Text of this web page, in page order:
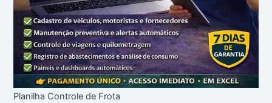
Planilha Controle de Frota